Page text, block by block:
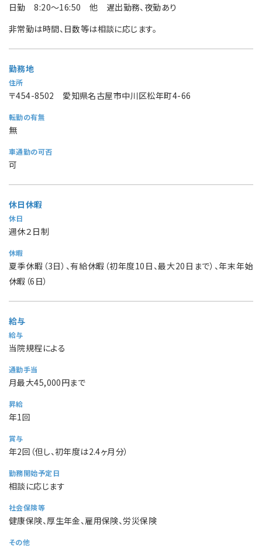
日勤 8:20～16:50 他 遅出勤務、夜勤あり
非常勤は時間、日数等は相談に応じます。
勤務地
住所
〒454-8502 愛知県名古屋市中川区松年町4-66
転勤の有無
無
車通勤の可否
可
休日休暇
休日
週休２日制
休暇
夏季休暇（3日）、有給休暇（初年度10日、最大20日まで）、年末年始
休暇（6日）
給与
給与
当院規程による
通勤手当
月最大45,000円まで
昇給
年1回
賞与
年2回（但し、初年度は2.4ヶ月分）
勤務開始予定日
相談に応じます
社会保険等
健康保険、厚生年金、雇用保険、労災保険
その他